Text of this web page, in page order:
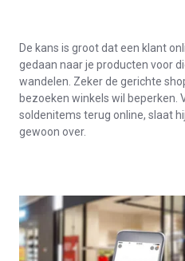
De kans is groot dat een klant
gedaan naar je producten voor
wandelen. Zeker de gerichte
bezoeken winkels wil beperken.
soldenitems terug online, slaat
gewoon over.